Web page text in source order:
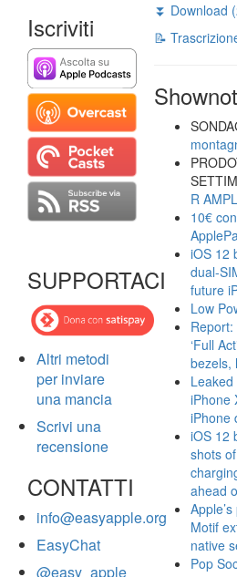
Iscriviti
SUPPORTACI
Altri metodi
per inviare
una mancia
Scrivi una
recensione
CONTATTI
info@easyapple.org
EasyChat
@easy_apple
⏬ Download
📝
R
10€
iOS 12
dual-
future
Low
‘Full
bezels,
iPhone
iPhone
iOS 12
shots
ahead
Motif
native
Pop